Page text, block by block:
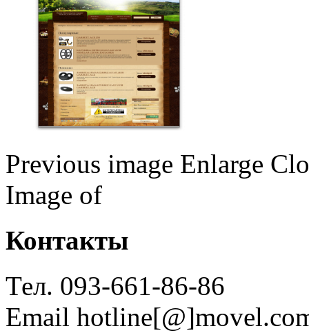
Previous image Enlarge
Image of
Контакты
Тел. 093-661-86-86
Email